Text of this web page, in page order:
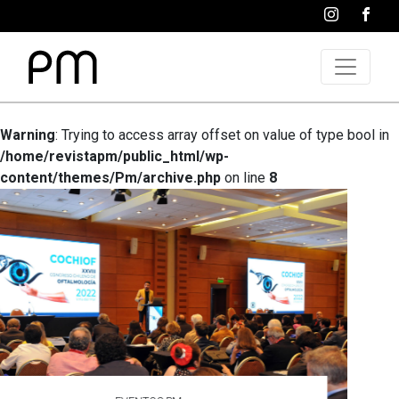
Warning: Trying to access array offset on value of type bool in
/home/revistapm/public_html/wp-
content/themes/Pm/archive.php on line 8